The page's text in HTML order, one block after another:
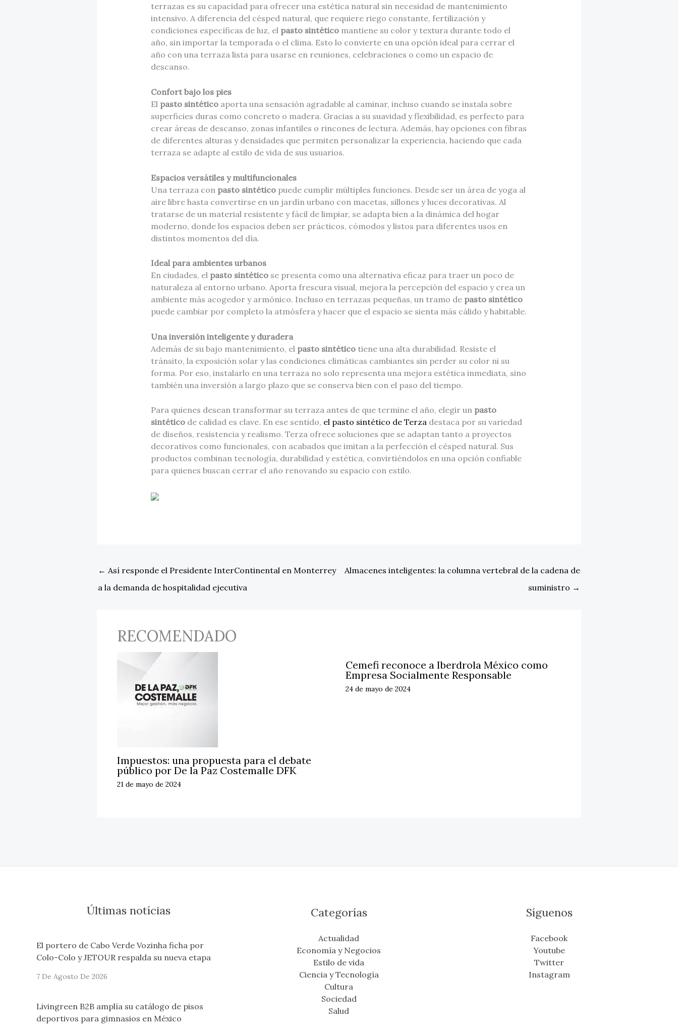
terrazas es su capacidad para ofrecer una estética natural sin necesidad de mantenimiento
intensivo. A diferencia del césped natural, que requiere riego constante, fertilización y
condiciones específicas de luz, el pasto sintéticomantiene su color y textura durante todo el
año, sin importar la temporada o el clima. Esto lo convierte en una opción ideal para cerrar el
año con una terraza lista para usarse en reuniones, celebraciones o como un espacio de
descanso.
Confort bajo los pies
El pasto sintéticoaporta una sensación agradable al caminar, incluso cuando se instala sobre
superficies duras como concreto o madera. Gracias a su suavidad y flexibilidad, es perfecto para
crear áreas de descanso, zonas infantiles o rincones de lectura. Además, hay opciones con fibras
de diferentes alturas y densidades que permiten personalizar la experiencia, haciendo que cada
terraza se adapte al estilo de vida de sus usuarios.
Espacios versátiles y multifuncionales
Una terraza con pasto sintéticopuede cumplir múltiples funciones. Desde ser un área de yoga al
aire libre hasta convertirse en un jardín urbano con macetas, sillones y luces decorativas. Al
tratarse de un material resistente y fácil de limpiar, se adapta bien a la dinámica del hogar
moderno, donde los espacios deben ser prácticos, cómodos y listos para diferentes usos en
distintos momentos del día.
Ideal para ambientes urbanos
En ciudades, el pasto sintéticose presenta como una alternativa eficaz para traer un poco de
naturaleza al entorno urbano. Aporta frescura visual, mejora la percepción del espacio y crea un
ambiente más acogedor y armónico. Incluso en terrazas pequeñas, un tramo de pasto sintético
puede cambiar por completo la atmósfera y hacer que el espacio se sienta más cálido y habitable.
Una inversión inteligente y duradera
Además de su bajo mantenimiento, el pasto sintéticotiene una alta durabilidad. Resiste el
tránsito, la exposición solar y las condiciones climáticas cambiantes sin perder su color ni su
forma. Por eso, instalarlo en una terraza no solo representa una mejora estética inmediata, sino
también una inversión a largo plazo que se conserva bien con el paso del tiempo.
Para quienes desean transformar su terraza antes de que termine el año, elegir un pasto
sintéticode calidad es clave. En ese sentido, el pasto sintético de Terzadestaca por su variedad
de diseños, resistencia y realismo. Terza ofrece soluciones que se adaptan tanto a proyectos
decorativos como funcionales, con acabados que imitan a la perfección el césped natural. Sus
productos combinan tecnología, durabilidad y estética, convirtiéndolos en una opción confiable
para quienes buscan cerrar el año renovando su espacio con estilo.
← Así responde el Presidente InterContinental en Monterrey
a la demanda de hospitalidad ejecutiva
Almacenes inteligentes: la columna vertebral de la cadena de
suministro →
RECOMENDADO
Impuestos: una propuesta para el debate
público por De la Paz Costemalle DFK
21 de mayo de 2024
Cemefi reconoce a Iberdrola México como
Empresa Socialmente Responsable
24 de mayo de 2024
Últimas notícias
El portero de Cabo Verde Vozinha ficha por
Colo-Colo y JETOUR respalda su nueva etapa
7 De Agosto De 2026
Livingreen B2B amplía su catálogo de pisos
deportivos para gimnasios en México
Categorías
Actualidad
Economía y Negocios
Estilo de vida
Ciencia y Tecnología
Cultura
Sociedad
Salud
Síguenos
Facebook
Youtube
Twitter
Instagram